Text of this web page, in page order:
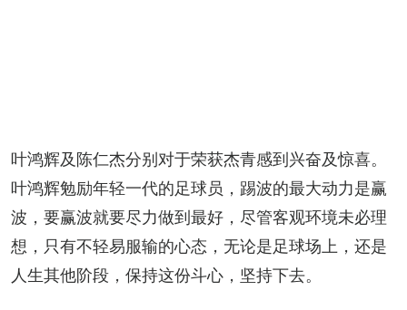
叶鸿辉及陈仁杰分别对于荣获杰青感到兴奋及惊喜。
叶鸿辉勉励年轻⼀代的⾜球员，踢波的最⼤动⼒是赢
波，要赢波就要尽⼒做到最好，尽管客观环境未必理
想，只有不轻易服输的⼼态，无论是⾜球场上，还是
⼈⽣其他阶段，保持这份斗⼼，坚持下去。